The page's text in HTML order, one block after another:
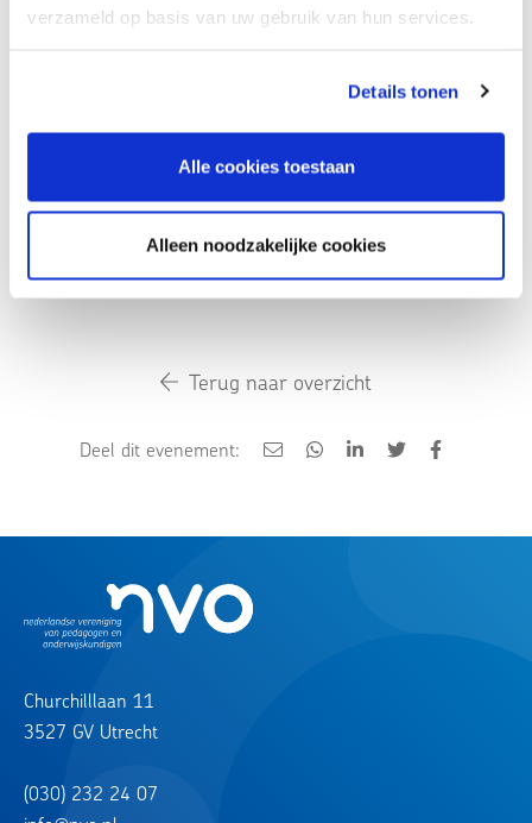
verzameld op basis van uw gebruik van hun services.
Details tonen
Alle cookies toestaan
Alleen noodzakelijke cookies
opleiding - overige taken 0,5 punt
Inschrijving niet meer mogelijk
Webinar: "Rol, taak en verantwoordelijkheid van
orthopedagogen in de gehandicaptenzorg".
14 november 2023, 18:00 uur - 19:00 uur
Terug naar overzicht
Deel dit evenement:
Churchilllaan 11
3527 GV Utrecht
(030) 232 24 07